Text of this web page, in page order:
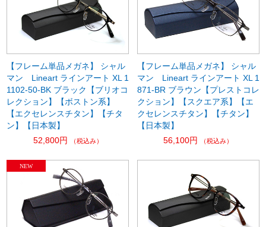
【フレーム単品メガネ】 シャル
マン Lineart ラインアート XL 1
1102-50-BK ブラック【ブリオコ
レクション】【ボストン系】
【エクセレンスチタン】【チタ
ン】【日本製】
52,800円
（税込み）
【フレーム単品メガネ】 シャル
マン Lineart ラインアート XL 1
871-BR ブラウン【プレストコレ
クション】【スクエア系】【エ
クセレンスチタン】【チタン】
【日本製】
56,100円
（税込み）